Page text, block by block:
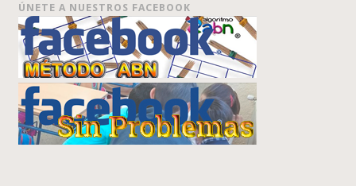
ÚNETE A NUESTROS FACEBOOK